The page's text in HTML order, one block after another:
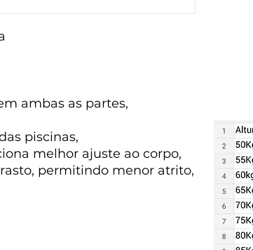
ambas as partes,
piscinas,
melhor ajuste ao corpo,
permitindo menor atrito,